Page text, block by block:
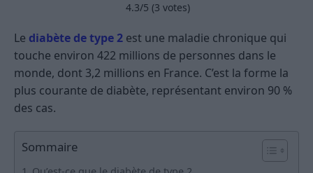
4.3/5 (3 votes)
Le diabète de type 2 est une maladie chronique qui
touche environ 422 millions de personnes dans le
monde, dont 3,2 millions en France. C’est la forme la
plus courante de diabète, représentant environ 90 %
des cas.
Sommaire